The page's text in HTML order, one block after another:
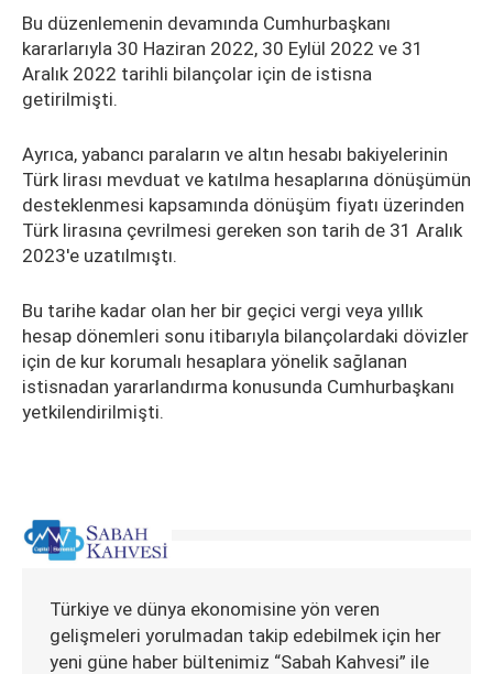
Bu düzenlemenin devamında Cumhurbaşkanı
kararlarıyla 30 Haziran 2022, 30 Eylül 2022 ve 31
Aralık 2022 tarihli bilançolar için de istisna
getirilmişti.
Ayrıca, yabancı paraların ve altın hesabı bakiyelerinin
Türk lirası mevduat ve katılma hesaplarına dönüşümün
desteklenmesi kapsamında dönüşüm fiyatı üzerinden
Türk lirasına çevrilmesi gereken son tarih de 31 Aralık
2023'e uzatılmıştı.
Bu tarihe kadar olan her bir geçici vergi veya yıllık
hesap dönemleri sonu itibarıyla bilançolardaki dövizler
için de kur korumalı hesaplara yönelik sağlanan
istisnadan yararlandırma konusunda Cumhurbaşkanı
yetkilendirilmişti.
Türkiye ve dünya ekonomisine yön veren
gelişmeleri yorulmadan takip edebilmek için her
yeni güne haber bültenimiz “Sabah Kahvesi” ile